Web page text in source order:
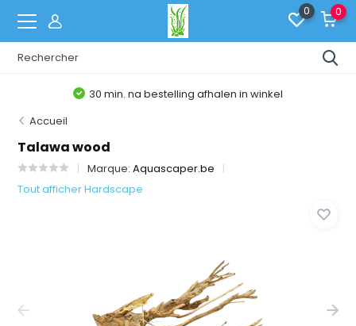
0 0
30 min. na bestelling afhalen in winkel
Accueil
Talawa wood
Marque:Aquascaper.be
Tout afficher Hardscape